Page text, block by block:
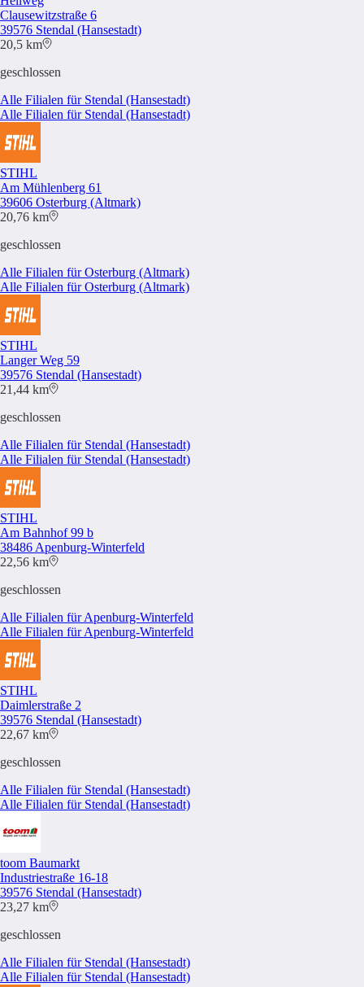
Clausewitzstraße 6
39576 Stendal (Hansestadt)
20,5 km
geschlossen
Alle Filialen für Stendal (Hansestadt)
Alle Filialen für Stendal (Hansestadt)
STIHL
Am Mühlenberg 61
39606 Osterburg (Altmark)
20,76 km
geschlossen
Alle Filialen für Osterburg (Altmark)
Alle Filialen für Osterburg (Altmark)
STIHL
Langer Weg 59
39576 Stendal (Hansestadt)
21,44 km
geschlossen
Alle Filialen für Stendal (Hansestadt)
Alle Filialen für Stendal (Hansestadt)
STIHL
Am Bahnhof 99 b
38486 Apenburg-Winterfeld
22,56 km
geschlossen
Alle Filialen für Apenburg-Winterfeld
Alle Filialen für Apenburg-Winterfeld
STIHL
Daimlerstraße 2
39576 Stendal (Hansestadt)
22,67 km
geschlossen
Alle Filialen für Stendal (Hansestadt)
Alle Filialen für Stendal (Hansestadt)
toom Baumarkt
Industriestraße 16-18
39576 Stendal (Hansestadt)
23,27 km
geschlossen
Alle Filialen für Stendal (Hansestadt)
Alle Filialen für Stendal (Hansestadt)